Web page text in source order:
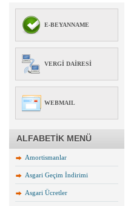
E-BEYANNAME
VERGI DAIRESI
WEBMAIL
ALFABETİK MENÜ
Amortismanlar
Asgari Geçim İndirimi
Asgari Ücretler